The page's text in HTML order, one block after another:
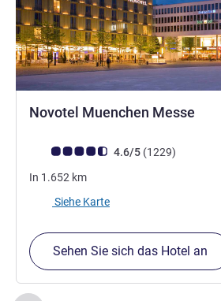
Novotel Muenchen Messe
Note Kundenmeinungen (Bewertung
4.6/5 (1229)
In 1.652 km
Siehe Karte
Sehen Sie sich das Hotel an